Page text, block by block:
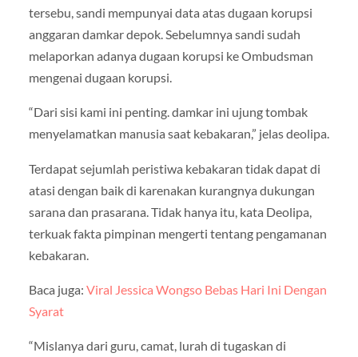
tersebu, sandi mempunyai data atas dugaan korupsi
anggaran damkar depok. Sebelumnya sandi sudah
melaporkan adanya dugaan korupsi ke Ombudsman
mengenai dugaan korupsi.
“Dari sisi kami ini penting. damkar ini ujung tombak
menyelamatkan manusia saat kebakaran,” jelas deolipa.
Terdapat sejumlah peristiwa kebakaran tidak dapat di
atasi dengan baik di karenakan kurangnya dukungan
sarana dan prasarana. Tidak hanya itu, kata Deolipa,
terkuak fakta pimpinan mengerti tentang pengamanan
kebakaran.
Baca juga: Viral Jessica Wongso Bebas Hari Ini Dengan
Syarat
“Mislanya dari guru, camat, lurah di tugaskan di